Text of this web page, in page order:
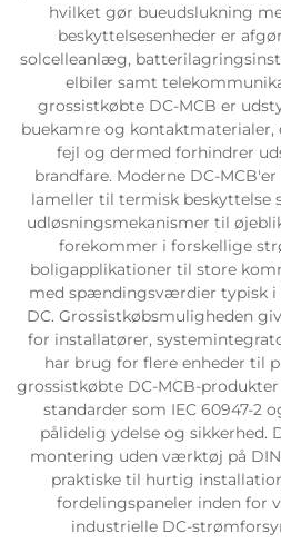
hvilket gør bueudslukning
beskyttelsesenheder er
solcelleanlæg,
elbiler samt
grossistkøbte DC-MCB er
buekamre og kontaktmaterialer,
fejl og dermed forhindrer
brandfare. Moderne DC-
lameller til termisk beskyttelse
udløsningsmekanismer til
forekommer i forskellige
boligapplikationer til store
med spændingsværdier typisk i
DC. Grossistkøbsmuligheden
for installatører,
har brug for flere enheder til
grossistkøbte DC-MCB-
standarder som IEC 60947-2
pålidelig ydelse og sikkerhed.
montering uden værktøj på
praktiske til hurtig
fordelingspaneler inden for
industrielle DC-